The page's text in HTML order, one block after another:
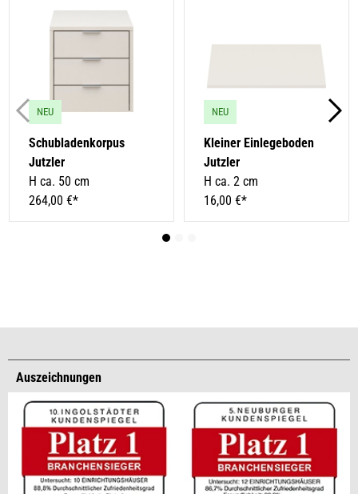
NEU
Schubladenkorpus
Jutzler
H ca. 50 cm
264,00 €*
NEU
Kleiner Einlegeboden
Jutzler
H ca. 2 cm
16,00 €*
Auszeichnungen